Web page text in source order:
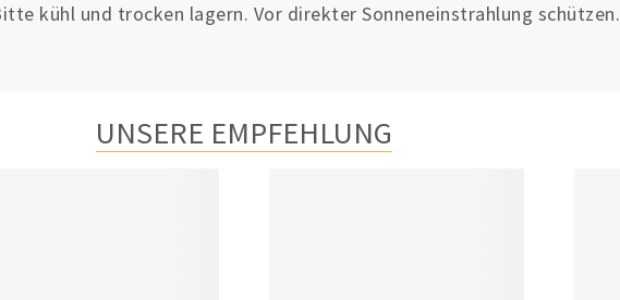
kühl und trocken lagern. Vor direkter Sonneneinstrahlung schützen.
UNSERE EMPFEHLUNG